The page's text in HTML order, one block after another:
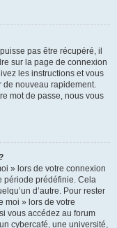
pas être récupéré, il
sur la page de connexion
les instructions et vous
de nouveau rapidement.
mot de passe, nous vous
» lors de votre connexion
période prédéfinie. Cela
d’autre. Pour rester
moi » lors de votre
vous accédez au forum
cybercafé, une université,